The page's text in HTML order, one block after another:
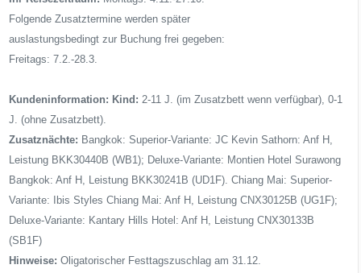
Folgende Zusatztermine werden später
auslastungsbedingt zur Buchung frei gegeben:
Freitags: 7.2.-28.3.
Kundeninformation: Kind: 2-11 J. (im Zusatzbett wenn verfügbar), 0-1
J. (ohne Zusatzbett).
Zusatznächte: Bangkok: Superior-Variante: JC Kevin Sathorn: Anf H,
Leistung BKK30440B (WB1); Deluxe-Variante: Montien Hotel Surawong
Bangkok: Anf H, Leistung BKK30241B (UD1F). Chiang Mai: Superior-
Variante: Ibis Styles Chiang Mai: Anf H, Leistung CNX30125B (UG1F);
Deluxe-Variante: Kantary Hills Hotel: Anf H, Leistung CNX30133B
(SB1F)
Hinweise: Oligatorischer Festtagszuschlag am 31.12.